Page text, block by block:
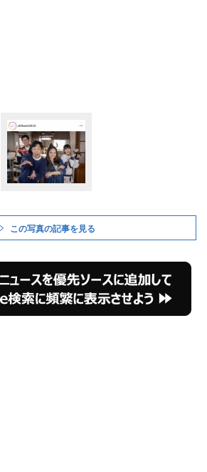
この写真の記事を見る